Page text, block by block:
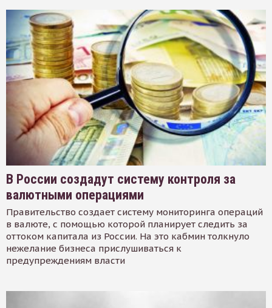
В России создадут систему контроля за
валютными операциями
Правительство создает систему мониторинга операций
в валюте, с помощью которой планирует следить за
оттоком капитала из России. На это кабмин толкнуло
нежелание бизнеса прислушиваться к
предупреждениям власти